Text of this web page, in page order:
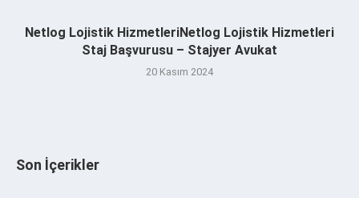
Netlog Lojistik HizmetleriNetlog Lojistik Hizmetleri
Staj Başvurusu – Stajyer Avukat
20 Kasım 2024
Son İçerikler